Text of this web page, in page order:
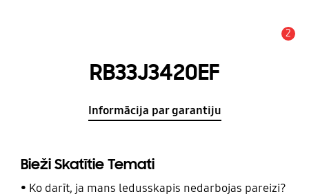
2
RB33J3420EF
Informācija par garantiju
Bieži Skatītie Temati
Ko darīt, ja mans ledusskapis nedarbojas pareizi?